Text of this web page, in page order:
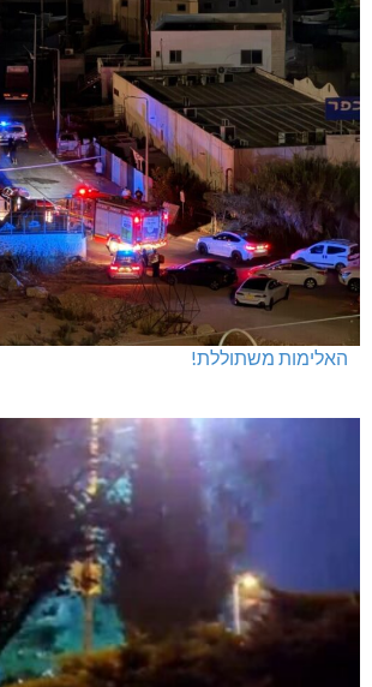
האלימות משתוללת!